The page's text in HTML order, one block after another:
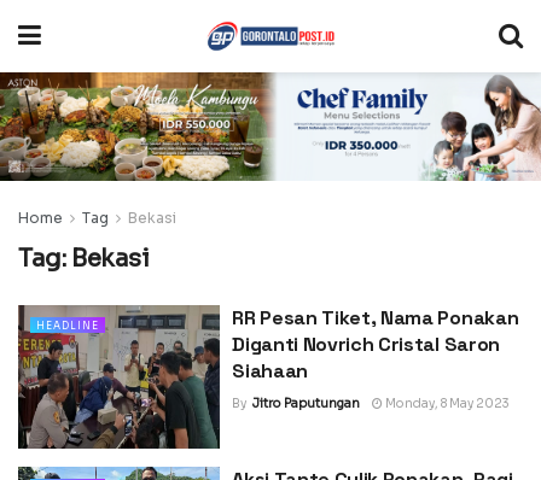
Home Tag Bekasi
Tag: Bekasi
HEADLINE
RR Pesan Tiket, Nama Ponakan
Diganti Novrich Cristal Saron
Siahaan
By Jitro Paputungan Monday, 8 May 2023